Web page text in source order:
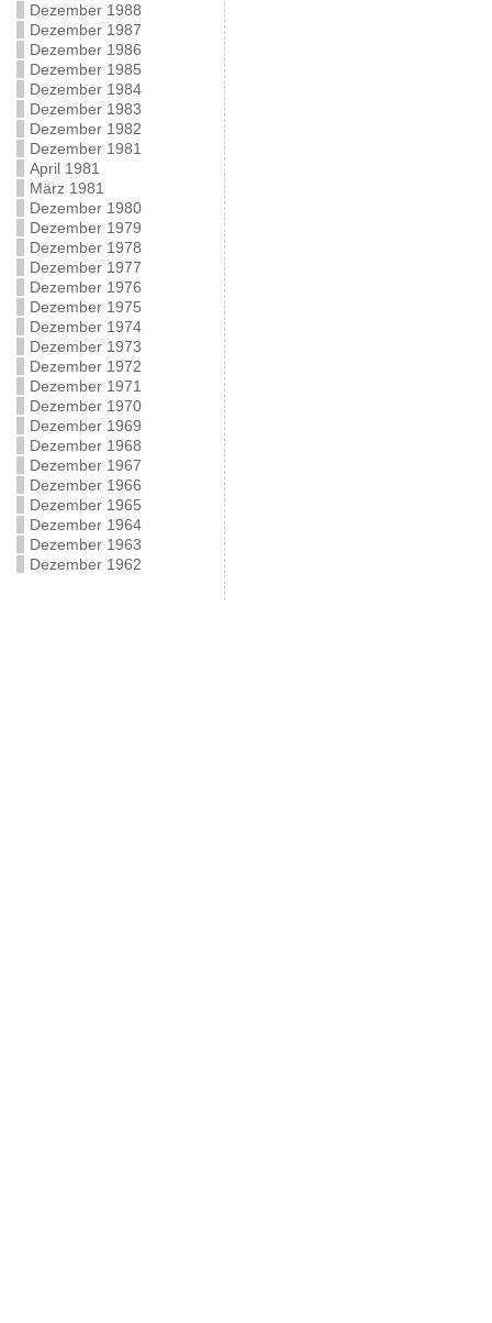
Dezember 1988
Dezember 1987
Dezember 1986
Dezember 1985
Dezember 1984
Dezember 1983
Dezember 1982
Dezember 1981
April 1981
März 1981
Dezember 1980
Dezember 1979
Dezember 1978
Dezember 1977
Dezember 1976
Dezember 1975
Dezember 1974
Dezember 1973
Dezember 1972
Dezember 1971
Dezember 1970
Dezember 1969
Dezember 1968
Dezember 1967
Dezember 1966
Dezember 1965
Dezember 1964
Dezember 1963
Dezember 1962